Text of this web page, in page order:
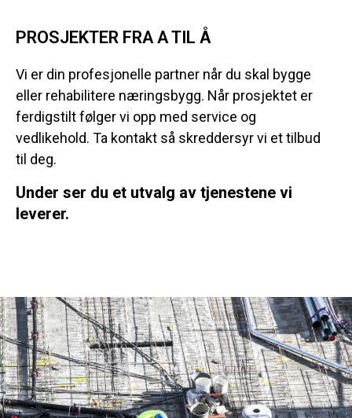
PROSJEKTER FRA A TIL Å
Vi er din profesjonelle partner når du skal bygge
eller rehabilitere næringsbygg. Når prosjektet er
ferdigstilt følger vi opp med service og
vedlikehold. Ta kontakt så skreddersyr vi et tilbud
til deg.
Under ser du et utvalg av tjenestene vi
leverer.